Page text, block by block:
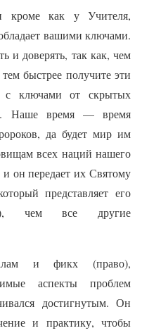
кроме как у Учителя,
вашими ключами.
и доверять, так как, чем
быстрее получите эти
ключами от скрытых
Наше время — время
да будет мир им
всех наций нашего
он передает их Святому
представляет его
чем все другие
и фикх (право),
аспекты проблем
достигнутым. Он
и практику, чтобы